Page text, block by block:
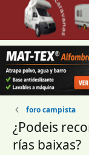
foro campista
¿Podeis
rías baixas?